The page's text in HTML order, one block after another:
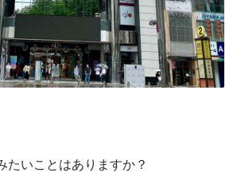
たいことはありますか？